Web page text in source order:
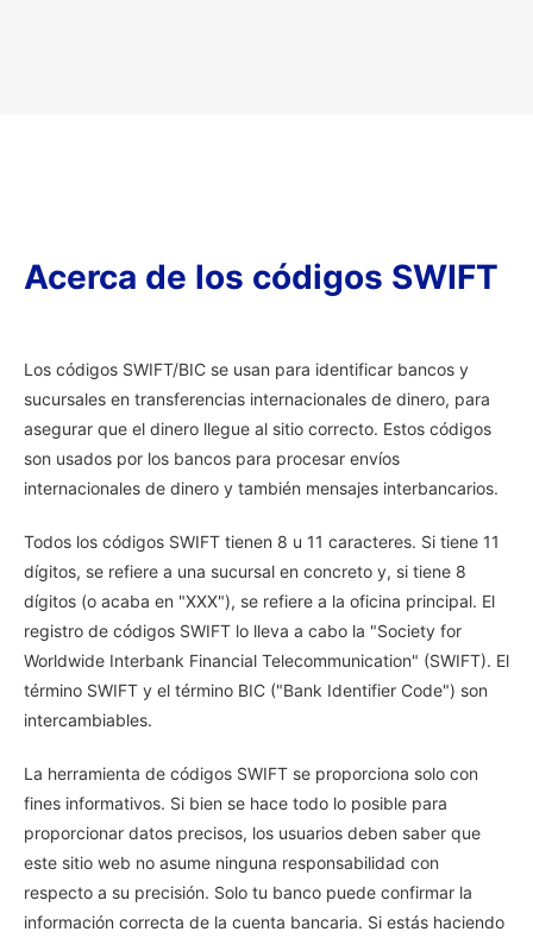
Acerca de los códigos SWIFT
Los códigos SWIFT/BIC se usan para identificar bancos y
sucursales en transferencias internacionales de dinero, para
asegurar que el dinero llegue al sitio correcto. Estos códigos
son usados por los bancos para procesar envíos
internacionales de dinero y también mensajes interbancarios.
Todos los códigos SWIFT tienen 8 u 11 caracteres. Si tiene 11
dígitos, se refiere a una sucursal en concreto y, si tiene 8
dígitos (o acaba en "XXX"), se refiere a la oficina principal. El
registro de códigos SWIFT lo lleva a cabo la "Society for
Worldwide Interbank Financial Telecommunication" (SWIFT). El
término SWIFT y el término BIC ("Bank Identifier Code") son
intercambiables.
La herramienta de códigos SWIFT se proporciona solo con
fines informativos. Si bien se hace todo lo posible para
proporcionar datos precisos, los usuarios deben saber que
este sitio web no asume ninguna responsabilidad con
respecto a su precisión. Solo tu banco puede confirmar la
información correcta de la cuenta bancaria. Si estás haciendo